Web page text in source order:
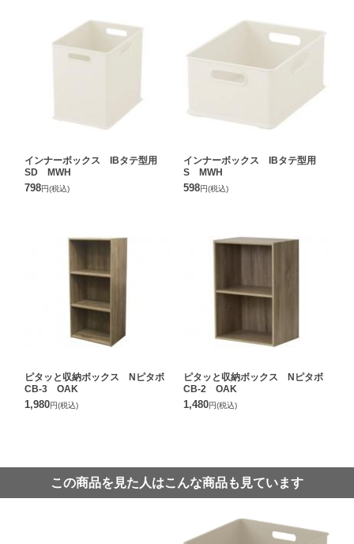
インナーボックス IBタテ型用
SD MWH
798円(税込)
インナーボックス IBタテ型用
S MWH
598円(税込)
ピタッと収納ボックス Nピタボ
CB-3 OAK
1,980円(税込)
ピタッと収納ボックス Nピタボ
CB-2 OAK
1,480円(税込)
この商品を見た人はこんな商品も見ています